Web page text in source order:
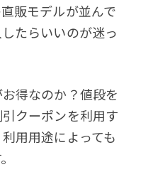
販モデルが並んで
たらいいのが迷っ
得なのか？値段を
クーポンを利用す
用用途によっても